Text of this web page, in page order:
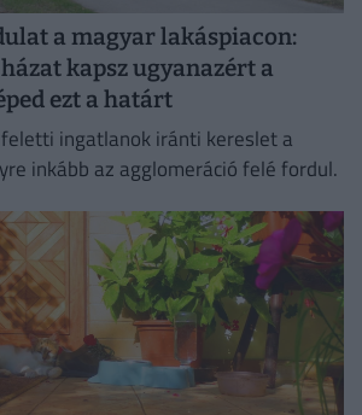
a magyar lakáspiacon:
kapsz ugyanazért a
ezt a határt
ingatlanok iránti kereslet a
inkább az agglomeráció felé fordul.